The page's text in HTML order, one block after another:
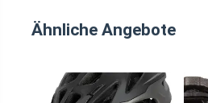
Ähnliche Angebote